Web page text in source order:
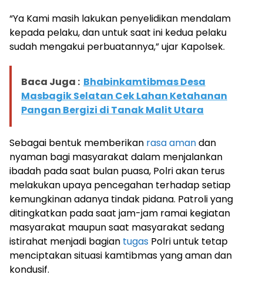
“Ya Kami masih lakukan penyelidikan mendalam
kepada pelaku, dan untuk saat ini kedua pelaku
sudah mengakui perbuatannya,” ujar Kapolsek.
Baca Juga : Bhabinkamtibmas Desa
Masbagik Selatan Cek Lahan Ketahanan
Pangan Bergizi di Tanak Malit Utara
Sebagai bentuk memberikan rasa amandan
nyaman bagi masyarakat dalam menjalankan
ibadah pada saat bulan puasa, Polri akan terus
melakukan upaya pencegahan terhadap setiap
kemungkinan adanya tindak pidana. Patroli yang
ditingkatkan pada saat jam-jam ramai kegiatan
masyarakat maupun saat masyarakat sedang
istirahat menjadi bagian tugas Polri untuk tetap
menciptakan situasi kamtibmas yang aman dan
kondusif.